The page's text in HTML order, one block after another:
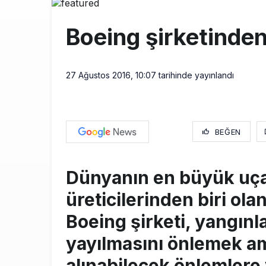
10:00 Emirates
Boeing
27 Ağustos 2016, 10:07 tarihinde yayınlandı
BEĞEN
Dünyanın en büyük
üreticilerinden biri olan
Boeing şirketi,
yayılmasını önlemek